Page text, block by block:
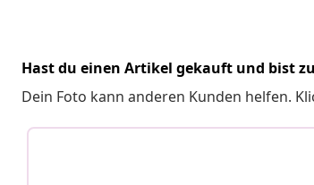
Hast du einen Artikel gekauft und bist
Dein Foto kann anderen Kunden helfen.